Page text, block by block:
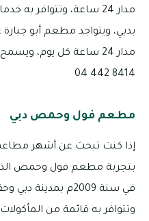
مدار 24 ساعة، وتتوافر
بدبي، ويتواجد مطعم أبو
مدار 24 ساعة كل يوم،
8414 442 04
مطعم فول وحمص دبي
إذا كنت تبحث عن أشهر
بتجربة مطعم فول وحمص
في سنة 2009م
وتتوافر به قائمة من